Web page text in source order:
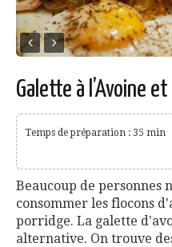
Galette à l’Avoine
Temps de préparation : 35 min
Beaucoup de personnes
consommer les flocons
porridge. La galette
alternative. On trouve